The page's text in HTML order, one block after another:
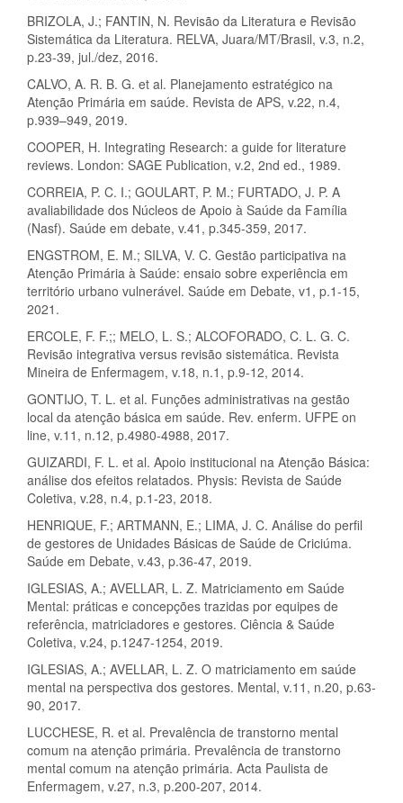
BRIZOLA, J.; FANTIN, N. Revisão da Literatura e Revisão
Sistemática da Literatura. RELVA, Juara/MT/Brasil, v.3, n.2,
p.23-39, jul./dez, 2016.
CALVO, A. R. B. G. et al. Planejamento estratégico na
Atenção Primária em saúde. Revista de APS, v.22, n.4,
p.939–949, 2019.
COOPER, H. Integrating Research: a guide for literature
reviews. London: SAGE Publication, v.2, 2nd ed., 1989.
CORREIA, P. C. I.; GOULART, P. M.; FURTADO, J. P. A
avaliabilidade dos Núcleos de Apoio à Saúde da Família
(Nasf). Saúde em debate, v.41, p.345-359, 2017.
ENGSTROM, E. M.; SILVA, V. C. Gestão participativa na
Atenção Primária à Saúde: ensaio sobre experiência em
território urbano vulnerável. Saúde em Debate, v1, p.1-15,
2021.
ERCOLE, F. F.;; MELO, L. S.; ALCOFORADO, C. L. G. C.
Revisão integrativa versus revisão sistemática. Revista
Mineira de Enfermagem, v.18, n.1, p.9-12, 2014.
GONTIJO, T. L. et al. Funções administrativas na gestão
local da atenção básica em saúde. Rev. enferm. UFPE on
line, v.11, n.12, p.4980-4988, 2017.
GUIZARDI, F. L. et al. Apoio institucional na Atenção Básica:
análise dos efeitos relatados. Physis: Revista de Saúde
Coletiva, v.28, n.4, p.1-23, 2018.
HENRIQUE, F.; ARTMANN, E.; LIMA, J. C. Análise do perfil
de gestores de Unidades Básicas de Saúde de Criciúma.
Saúde em Debate, v.43, p.36-47, 2019.
IGLESIAS, A.; AVELLAR, L. Z. Matriciamento em Saúde
Mental: práticas e concepções trazidas por equipes de
referência, matriciadores e gestores. Ciência & Saúde
Coletiva, v.24, p.1247-1254, 2019.
IGLESIAS, A.; AVELLAR, L. Z. O matriciamento em saúde
mental na perspectiva dos gestores. Mental, v.11, n.20, p.63-
90, 2017.
LUCCHESE, R. et al. Prevalência de transtorno mental
comum na atenção primária. Prevalência de transtorno
mental comum na atenção primária. Acta Paulista de
Enfermagem, v.27, n.3, p.200-207, 2014.